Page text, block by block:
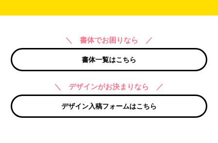
＼ 書体でお困りなら ／
書体一覧はこちら
＼ デザインがお決まりなら ／
デザイン入稿フォームはこちら